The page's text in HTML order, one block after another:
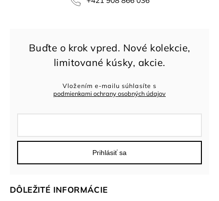
DÔLEŽITÉ INFORMÁCIE
Vložením e-mailu súhlasíte s
podmienkami ochrany osobných údajov
Prihlásiť sa